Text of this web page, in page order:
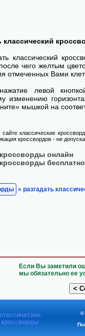
классический
классический
чего желтым
отмеченных Вами
левой
изменению
мышкой на
классические
кроссвордов - не
онлайн
бесплатно
» разгадать
Если Вы заметили
мы обязательно ее
кроссворды
©